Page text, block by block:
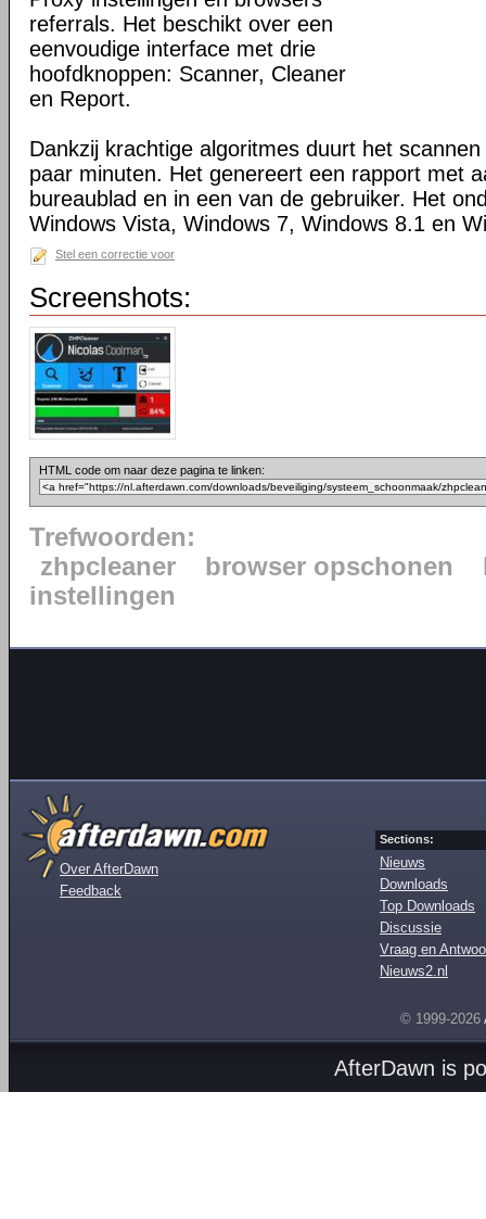
referrals. Het beschikt over een
eenvoudige interface met drie
hoofdknoppen: Scanner, Cleaner
en Report.
Dankzij krachtige algoritmes duurt het
paar minuten. Het genereert een rapport met
bureaublad en in een van de gebruiker. Het
Windows Vista, Windows 7, Windows 8.1 en
Stel een correctie voor
Screenshots:
HTML code om naar deze pagina te linken:
Trefwoorden:
zhpcleaner
browser opschonen
instellingen
Over AfterDawn
Feedback
Sections:
Nieuws
Downloads
Top Downloads
Discussie
Vraag en
Nieuws2.nl
© 1999-2026
AfterDawn is